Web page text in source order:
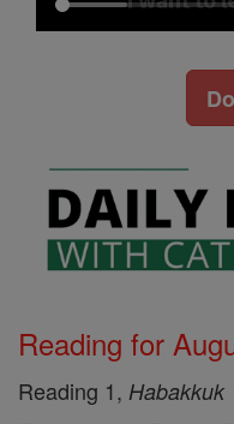
Reading for
Reading 1, Habakkuk